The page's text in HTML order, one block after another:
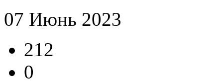
07 Июнь 2023
212
0